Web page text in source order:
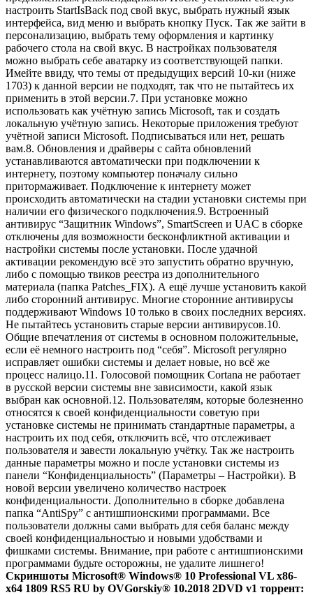
настроить StartIsBack под свой вкус, выбрать нужный язык
интерфейса, вид меню и выбрать кнопку Пуск. Так же зайти в
персонализацию, выбрать тему оформления и картинку
рабочего стола на свой вкус. В настройках пользователя
можно выбрать себе аватарку из соответствующей папки.
Имейте ввиду, что темы от предыдущих версий 10-ки (ниже
1703) к данной версии не подходят, так что не пытайтесь их
применить в этой версии.7. При установке можно
использовать как учётную запись Microsoft, так и создать
локальную учётную запись. Некоторые приложения требуют
учётной записи Microsoft. Подписываться или нет, решать
вам.8. Обновления и драйверы с сайта обновлений
устанавливаются автоматически при подключении к
интернету, поэтому компьютер поначалу сильно
притормаживает. Подключение к интернету может
происходить автоматически на стадии установки системы при
наличии его физического подключения.9. Встроенный
антивирус “Защитник Windows”, SmartScreen и UAC в сборке
отключены для возможности бесконфликтной активации и
настройки системы после установки. После удачной
активации рекомендую всё это запустить обратно вручную,
либо с помощью твиков реестра из дополнительного
материала (папка Patches_FIX). А ещё лучше установить какой
либо сторонний антивирус. Многие сторонние антивирусы
поддерживают Windows 10 только в своих последних версиях.
Не пытайтесь установить старые версии антивирусов.10.
Общие впечатления от системы в основном положительные,
если её немного настроить под “себя”. Microsoft регулярно
исправляет ошибки системы и делает новые, но всё же
процесс налицо.11. Голосовой помощник Cortana не работает
в русской версии системы вне зависимости, какой язык
выбран как основной.12. Пользователям, которые болезненно
относятся к своей конфиденциальности советую при
установке системы не принимать стандартные параметры, а
настроить их под себя, отключить всё, что отслеживает
пользователя и завести локальную учётку. Так же настроить
данные параметры можно и после установки системы из
панели “Конфиденциальность” (Параметры – Настройки). В
новой версии увеличено количество настроек
конфиденциальности. Дополнительно в сборке добавлена
папка “AntiSpy” с антишпионскими программами. Все
пользователи должны сами выбрать для себя баланс между
своей конфиденциальностью и новыми удобствами и
фишками системы. Внимание, при работе с антишпионскими
программами будьте осторожны, не удалите лишнего!
Скриншоты Microsoft® Windows® 10 Professional VL x86-
x64 1809 RS5 RU by OVGorskiy® 10.2018 2DVD v1 торрент: